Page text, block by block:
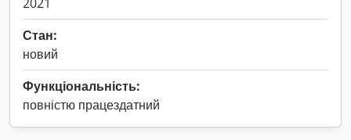
Стан:
новий
Функціональність:
повністю працездатний